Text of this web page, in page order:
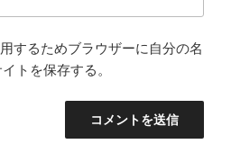
するためブラウザーに自分の名
トを保存する。